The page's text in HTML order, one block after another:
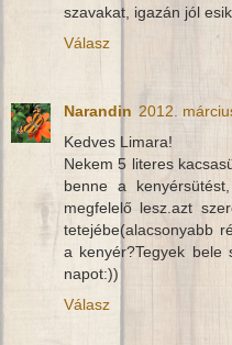
szavakat, igazán jól
Válasz
Narandin 2012.
Kedves Limara!
Nekem 5 literes
benne a
megfelelő lesz.azt
tetejébe(alacsonyabb
a kenyér?Tegyek bele
napot:))
Válasz